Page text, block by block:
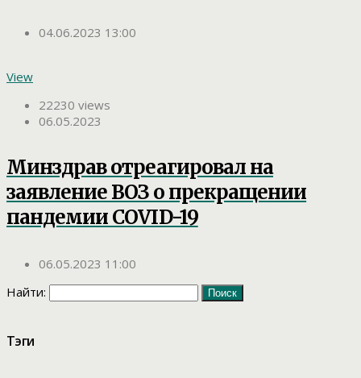
04.06.2023 13:00
View
22230 views
06.05.2023
Минздрав отреагировал на
заявление ВОЗ о прекращении
пандемии COVID-19
06.05.2023 11:00
Найти:
Тэги